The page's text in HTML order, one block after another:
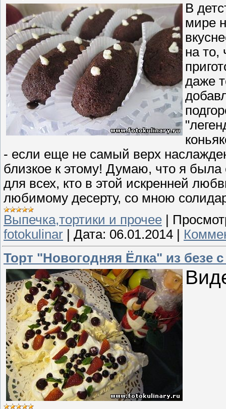
В
мире
на то,
даже
- если еще не самый верх
близкое к этому! Думаю, что я
для всех, кто в этой искренней
любимому десерту, со мною
Выпечка,тортики и прочее |
fotokulinar | Дата: 06.01.2014 |
Торт "Новогодняя Ёлка" из безе